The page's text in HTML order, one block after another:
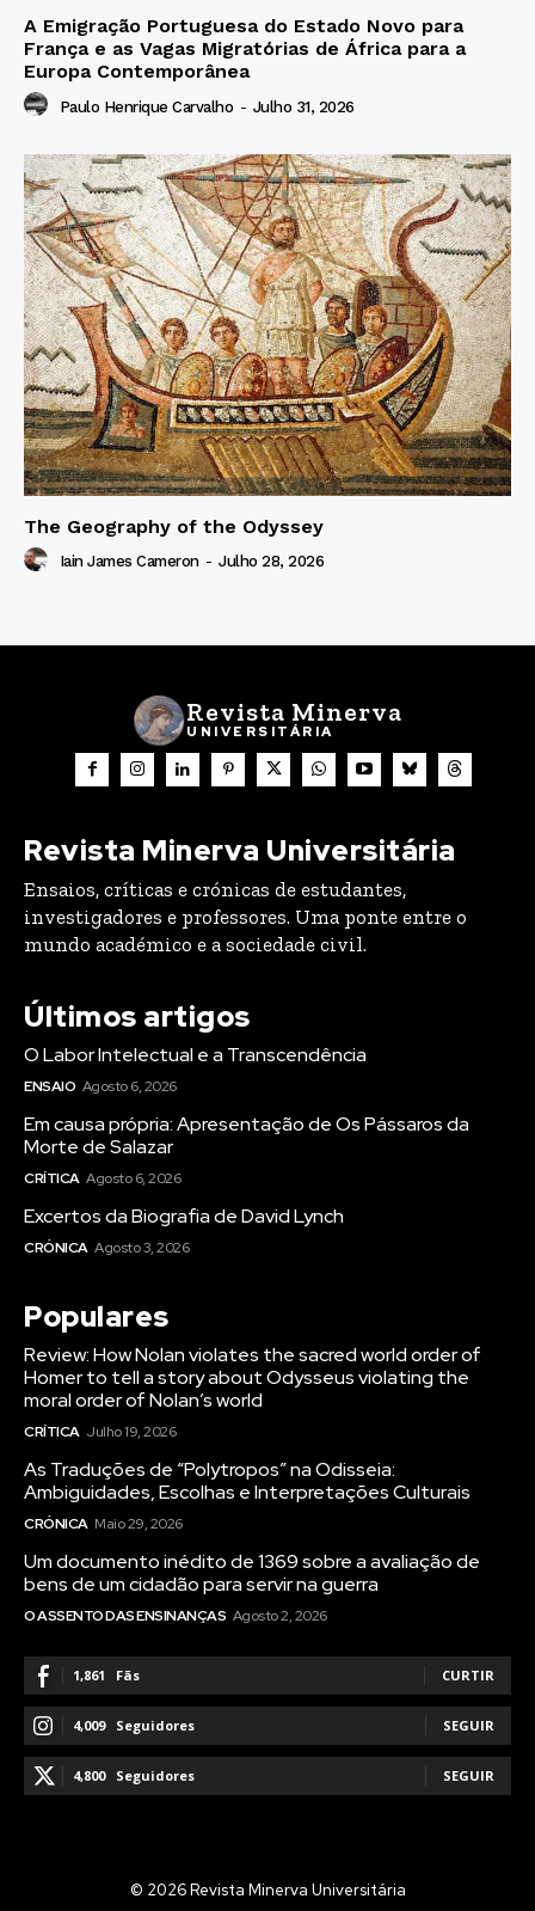
A Emigração Portuguesa do Estado Novo para
França e as Vagas Migratórias de África para a
Europa Contemporânea
Paulo Henrique Carvalho - Julho 31, 2026
The Geography of the Odyssey
Iain James Cameron - Julho 28, 2026
Revista Minerva
UNIVERSITÁRIA
Revista Minerva Universitária
Ensaios, críticas e crónicas de estudantes,
investigadores e professores. Uma ponte entre o
mundo académico e a sociedade civil.
Últimos artigos
O Labor Intelectual e a Transcendência
ENSAIO Agosto 6, 2026
Em causa própria: Apresentação de Os Pássaros da
Morte de Salazar
CRÍTICA Agosto 6, 2026
Excertos da Biografia de David Lynch
CRÓNICA Agosto 3, 2026
Populares
Review: How Nolan violates the sacred world order of
Homer to tell a story about Odysseus violating the
moral order of Nolan’s world
CRÍTICA Julho 19, 2026
As Traduções de “Polytropos” na Odisseia:
Ambiguidades, Escolhas e Interpretações Culturais
CRÓNICA Maio 29, 2026
Um documento inédito de 1369 sobre a avaliação de
bens de um cidadão para servir na guerra
O ASSENTO DAS ENSINANÇAS Agosto 2, 2026
1,861 Fãs CURTIR
4,009 Seguidores SEGUIR
4,800 Seguidores SEGUIR
© 2026 Revista Minerva Universitária